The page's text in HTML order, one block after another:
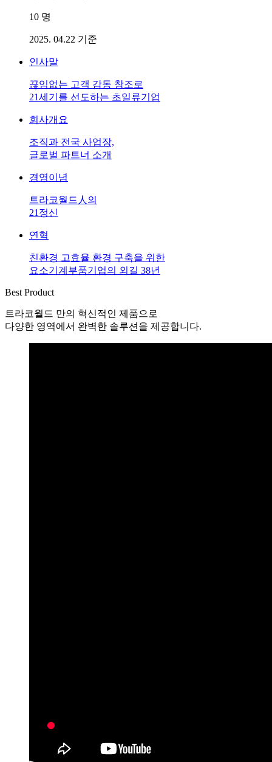
10 명
2025. 04.22 기준
인사말
끊임없는 고객 감동 창조로
21세기를 선도하는 초일류기업
회사개요
조직과 전국 사업장,
글로벌 파트너 소개
경영이념
트라코월드人의
21정신
연혁
친환경 고효율 환경 구축을 위한
요소기계부품기업의 외길 38년
Best Product
트라코월드 만의 혁신적인 제품으로
다양한 영역에서 완벽한 솔루션을 제공합니다.